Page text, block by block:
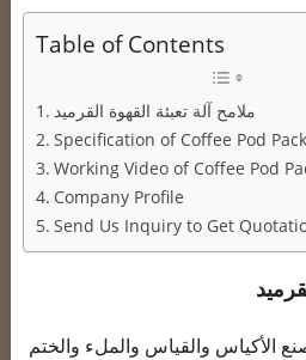
Table of Contents
ملامح آلة تعبئة القهوة القرميد
Specification of Coffee Pod
Working Video of Coffee Pod
Company Profile
Send Us Inquiry to Get
الأكياس والقياس والملء والختم